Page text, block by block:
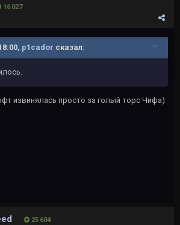
16 027
p1cador сказал:
извинялась просто за голый торс Чифа)
25 604